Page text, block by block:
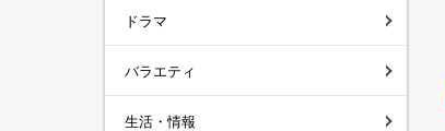
ドラマ
バラエティ
生活・情報